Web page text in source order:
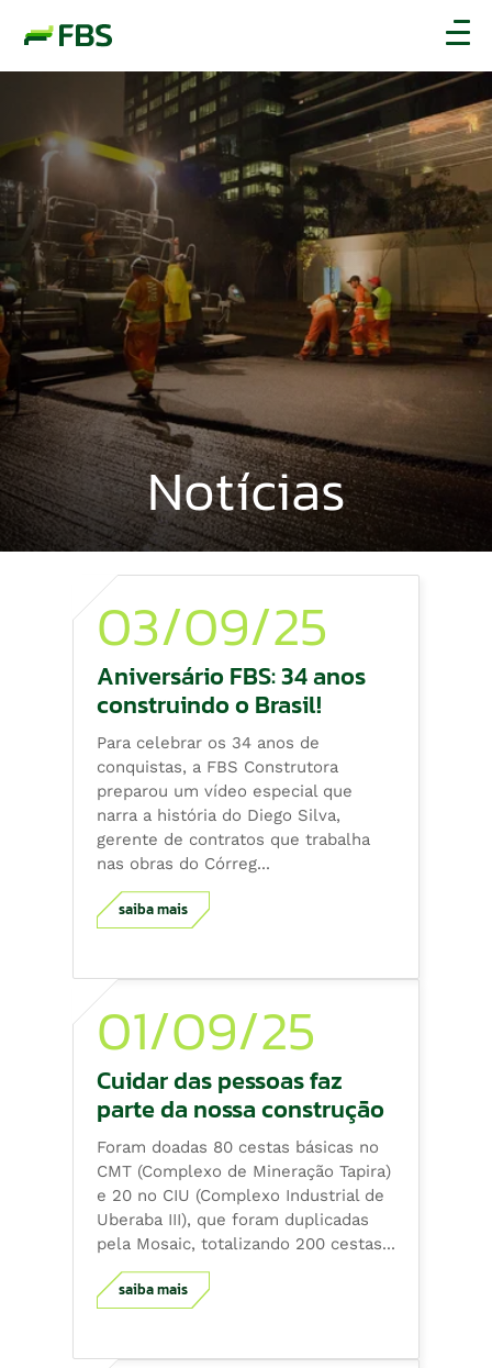
Notícias
03/09/25
Aniversário FBS: 34 anos
construindo o Brasil!
Para celebrar os 34 anos de
conquistas, a FBS Construtora
preparou um vídeo especial que
narra a história do Diego Silva,
gerente de contratos que trabalha
nas obras do Córreg...
saiba mais
01/09/25
Cuidar das pessoas faz
parte da nossa construção
Foram doadas 80 cestas básicas no
CMT (Complexo de Mineração Tapira)
e 20 no CIU (Complexo Industrial de
Uberaba III), que foram duplicadas
pela Mosaic, totalizando 200 cestas...
saiba mais